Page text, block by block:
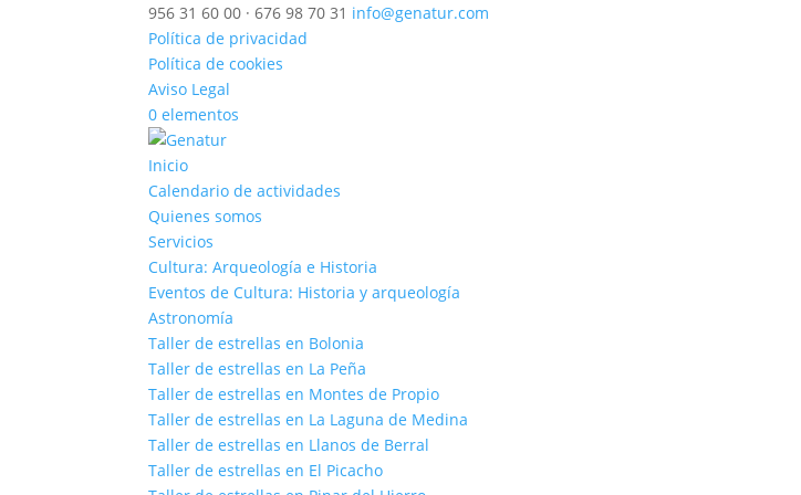
956 31 60 00 · 676 98 70 31 info@genatur.com
Política de privacidad
Política de cookies
Aviso Legal
0 elementos
Inicio
Calendario de actividades
Quienes somos
Servicios
Cultura: Arqueología e Historia
Eventos de Cultura: Historia y arqueología
Astronomía
Taller de estrellas en Bolonia
Taller de estrellas en La Peña
Taller de estrellas en Montes de Propio
Taller de estrellas en La Laguna de Medina
Taller de estrellas en Llanos de Berral
Taller de estrellas en El Picacho